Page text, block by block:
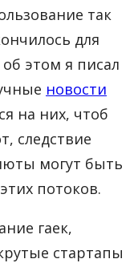
так
для
этом я писал
новости
на них, чтоб
следствие
могут быть
потоков.
гаек,
стартапы